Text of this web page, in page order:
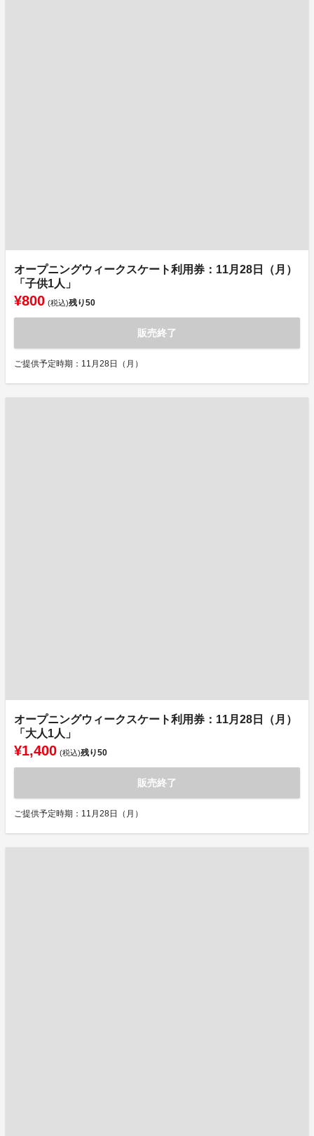
オープニングウィークスケート利用券：11月28日（月）
「子供1人」
¥800 (税込)残り50
販売終了
ご提供予定時期：11月28日（月）
オープニングウィークスケート利用券：11月28日（月）
「大人1人」
¥1,400 (税込)残り50
販売終了
ご提供予定時期：11月28日（月）